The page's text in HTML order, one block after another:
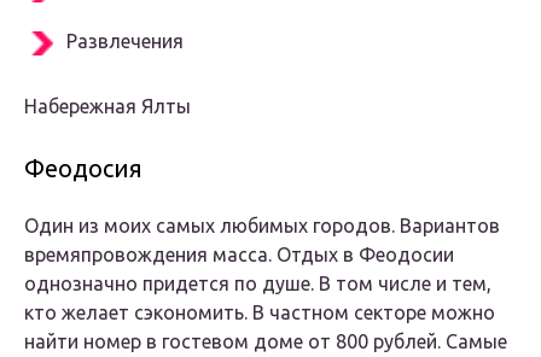
Развлечения
Набережная Ялты
Феодосия
Один из моих самых любимых городов. Вариантов
времяпровождения масса. Отдых в Феодосии
однозначно придется по душе. В том числе и тем,
кто желает сэкономить. В частном секторе можно
найти номер в гостевом доме от 800 рублей. Самые